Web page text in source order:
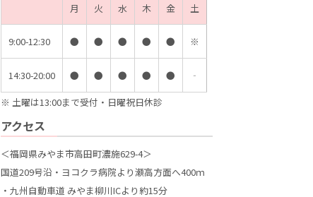
月 火 水 木 金 土
9:00-12:30 ● ● ● ● ● ※
14:30-20:00 ● ● ● ● ●
‐
※ 土曜は13:00まで受付・日曜祝日休診
アクセス
＜福岡県みやま市高田町濃施629-4＞
国道209号沿・ヨコクラ病院より瀬高方面へ400ｍ
・九州自動車道 みやま柳川ICより約15分